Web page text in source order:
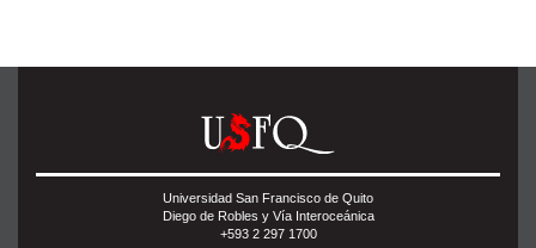
Universidad San Francisco de Quito
Diego de Robles y Vía Interoceánica
+593 2 297 1700